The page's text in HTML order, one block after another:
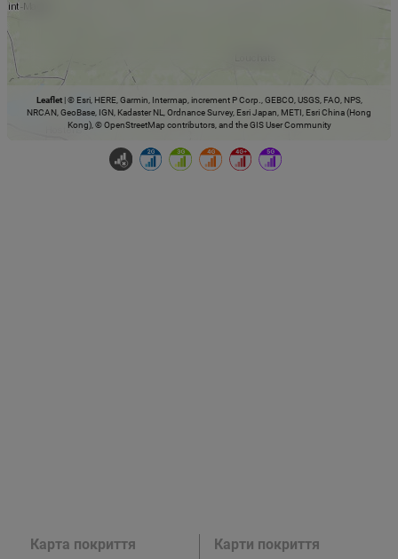
Leaflet |© Esri, HERE, Garmin, Intermap, increment P Corp., GEBCO, USGS, FAO, NPS,
NRCAN, GeoBase, IGN, Kadaster NL, Ordnance Survey, Esri Japan, METI, Esri China (Hong
Kong), © OpenStreetMap contributors, and the GIS User Community
Карта покриття
Карти покриття